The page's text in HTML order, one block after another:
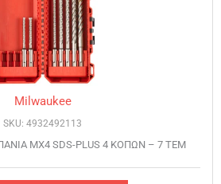
Milwaukee
SKU: 4932492113
ΜΧ4 SDS-PLUS 4 ΚΟΠΩΝ – 7 ΤΕΜ